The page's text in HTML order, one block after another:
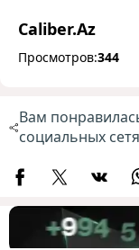
Caliber.Az
Просмотров:344
Вам
социальных